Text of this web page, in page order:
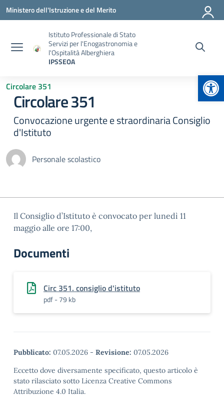
Vai ai contenuti
Vai al menu di navigazione
Vai al footer
Ministero dell'Istruzione e del Merito
Istituto Professionale di Stato
Servizi per l'Enogastronomia e
l'Ospitalità Alberghiera
IPSSEOA
Circolare 351
Circolare 351
Convocazione urgente e straordinaria Consiglio
d'Istituto
Personale scolastico
Il Consiglio d’Istituto è convocato per lunedì 11
maggio alle ore 17:00,
Documenti
Circ 351. consiglio d'istituto
pdf - 79 kb
Pubblicato: 07.05.2026 - Revisione: 07.05.2026
Eccetto dove diversamente specificato, questo articolo è
stato rilasciato sotto Licenza Creative Commons
Attribuzione 4.0 Italia.